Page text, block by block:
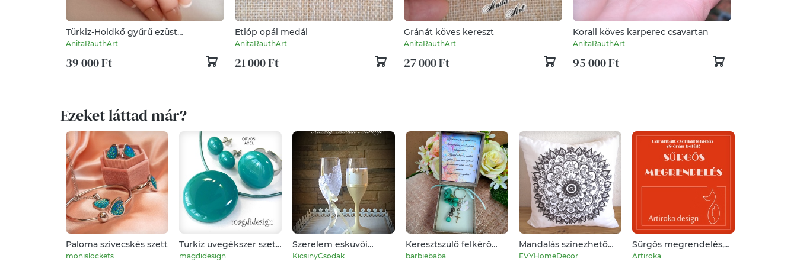
Türkiz-Holdkő gyűrű ezüst
virágszirmokkal
AnitaRauthArt
39 000 Ft
Etióp opál medál
AnitaRauthArt
21 000 Ft
Gránát köves kereszt
AnitaRauthArt
27 000 Ft
Korall köves karperec csavartan
AnitaRauthArt
95 000 Ft
Ezeket láttad már?
Paloma szivecskés szett
monislockets
Türkiz üvegékszer szett,
nyaklánc, gyűrű, pötty
magdidesign
Szerelem esküvői
pohár pár
KicsinyCsodak
Keresztszülő felkérő
ajándék ásvány
barbiebaba
Mandalás színezhető
díszpárna, mandala
EVYHomeDecor
Sűrgős megrendelés,
48 órán belül - SOS
Artiroka